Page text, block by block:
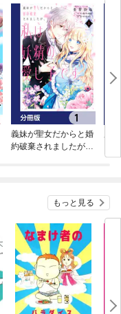
義妹が聖女だからと婚
約破棄されましたが、
は
もっと見る